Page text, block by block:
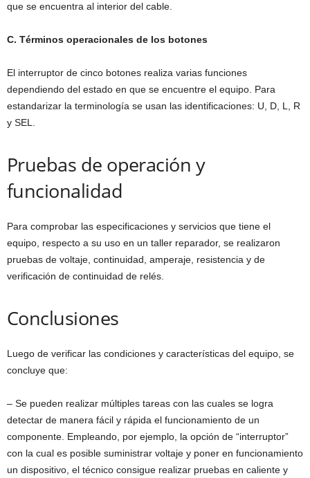
que se encuentra al interior del cable.
C. Términos operacionales de los botones
El interruptor de cinco botones realiza varias funciones
dependiendo del estado en que se encuentre el equipo. Para
estandarizar la terminología se usan las identificaciones: U, D, L, R
y SEL.
Pruebas de operación y
funcionalidad
Para comprobar las especificaciones y servicios que tiene el
equipo, respecto a su uso en un taller reparador, se realizaron
pruebas de voltaje, continuidad, amperaje, resistencia y de
verificación de continuidad de relés.
Conclusiones
Luego de verificar las condiciones y características del equipo, se
concluye que:
– Se pueden realizar múltiples tareas con las cuales se logra
detectar de manera fácil y rápida el funcionamiento de un
componente. Empleando, por ejemplo, la opción de “interruptor”
con la cual es posible suministrar voltaje y poner en funcionamiento
un dispositivo, el técnico consigue realizar pruebas en caliente y